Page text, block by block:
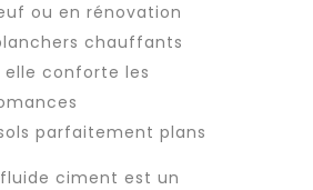
ou en rénovation
chauffants
conforte les
parfaitement plans
ciment est un